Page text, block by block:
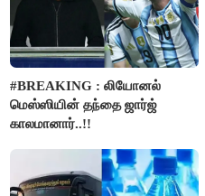
#BREAKING : லியோனல்
மெஸ்ஸியின் தந்தை ஜார்ஜ்
காலமானார்..!!